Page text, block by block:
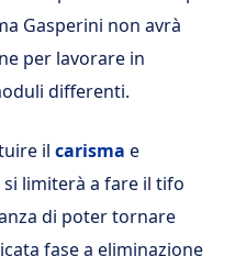
Gasperini non avrà
per lavorare in
differenti.
il carisma e
si limiterà a fare il tifo
di poter tornare
fase a eliminazione